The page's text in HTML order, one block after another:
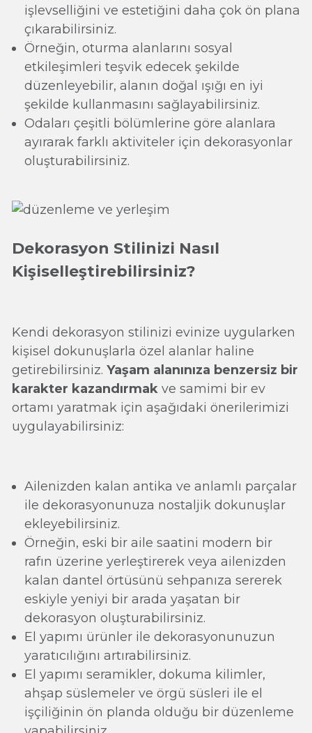
işlevselliğini ve estetiğini daha çok ön plana
çıkarabilirsiniz.
Örneğin, oturma alanlarını sosyal
etkileşimleri teşvik edecek şekilde
düzenleyebilir, alanın doğal ışığı en iyi
şekilde kullanmasını sağlayabilirsiniz.
Odaları çeşitli bölümlerine göre alanlara
ayırarak farklı aktiviteler için dekorasyonlar
oluşturabilirsiniz.
Dekorasyon Stilinizi Nasıl
Kişiselleştirebilirsiniz?
Kendi dekorasyon stilinizi evinize uygularken
kişisel dokunuşlarla özel alanlar haline
getirebilirsiniz. Yaşam alanınıza benzersiz bir
karakter kazandırmak ve samimi bir ev
ortamı yaratmak için aşağıdaki önerilerimizi
uygulayabilirsiniz:
Ailenizden kalan antika ve anlamlı parçalar
ile dekorasyonunuza nostaljik dokunuşlar
ekleyebilirsiniz.
Örneğin, eski bir aile saatini modern bir
rafın üzerine yerleştirerek veya ailenizden
kalan dantel örtüsünü sehpanıza sererek
eskiyle yeniyi bir arada yaşatan bir
dekorasyon oluşturabilirsiniz.
El yapımı ürünler ile dekorasyonunuzun
yaratıcılığını artırabilirsiniz.
El yapımı seramikler, dokuma kilimler,
ahşap süslemeler ve örgü süsleri ile el
işçiliğinin ön planda olduğu bir düzenleme